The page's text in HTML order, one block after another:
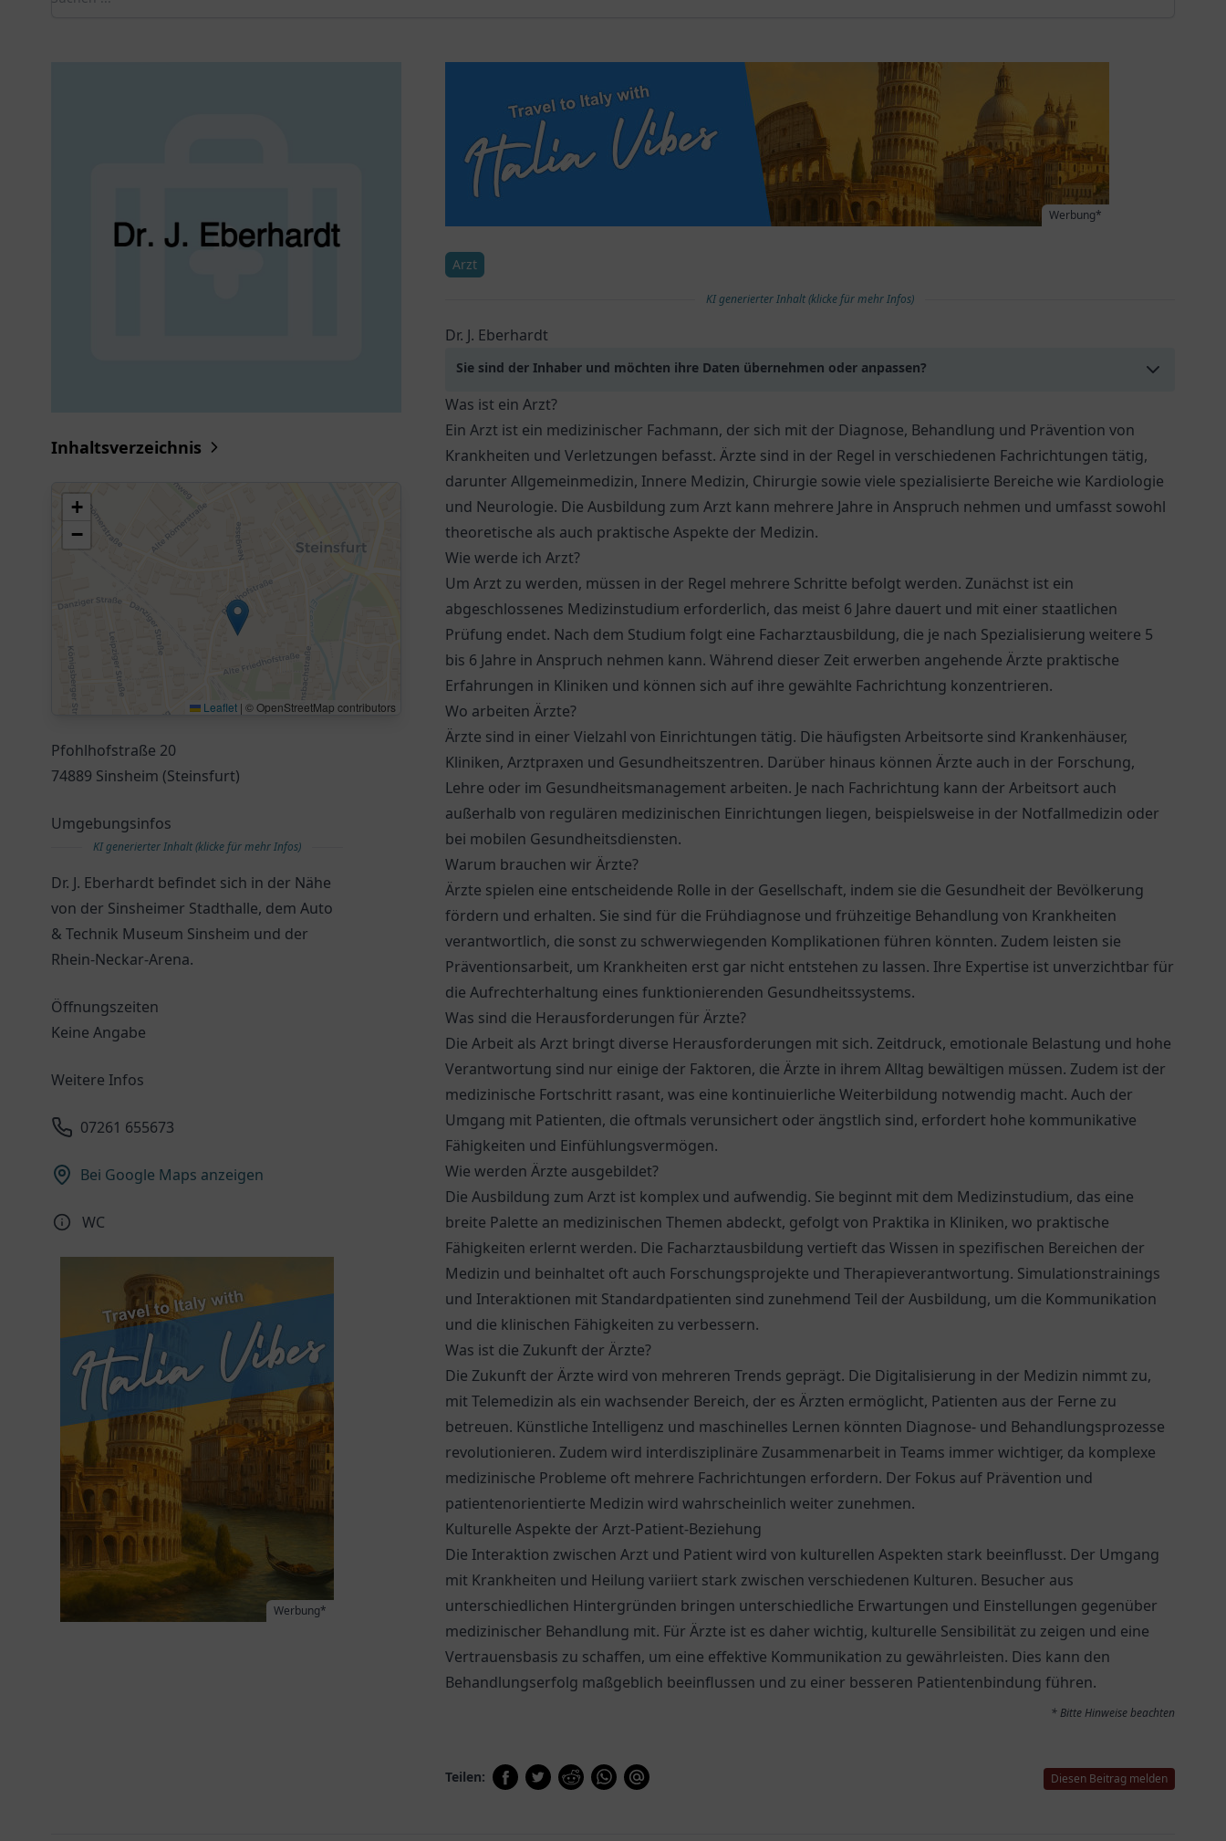
Inhaltsverzeichnis
+
−
Leaflet | © OpenStreetMap contributors
Pfohlhofstraße 20
74889 Sinsheim (Steinsfurt)
Umgebungsinfos
KI generierter Inhalt (klicke für mehr Infos)
Dr. J. Eberhardt befindet sich in der Nähe
von der Sinsheimer Stadthalle, dem Auto
& Technik Museum Sinsheim und der
Rhein-Neckar-Arena.
Öffnungszeiten
Keine Angabe
Weitere Infos
07261 655673
Bei Google Maps anzeigen
WC
Werbung*
Werbung*
Arzt
KI generierter Inhalt (klicke für mehr Infos)
Dr. J. Eberhardt
Sie sind der Inhaber und möchten ihre Daten übernehmen oder anpassen?
Was ist ein Arzt?
Ein Arzt ist ein medizinischer Fachmann, der sich mit der Diagnose, Behandlung und Prävention von
Krankheiten und Verletzungen befasst. Ärzte sind in der Regel in verschiedenen Fachrichtungen tätig,
darunter Allgemeinmedizin, Innere Medizin, Chirurgie sowie viele spezialisierte Bereiche wie Kardiologie
und Neurologie. Die Ausbildung zum Arzt kann mehrere Jahre in Anspruch nehmen und umfasst sowohl
theoretische als auch praktische Aspekte der Medizin.
Wie werde ich Arzt?
Um Arzt zu werden, müssen in der Regel mehrere Schritte befolgt werden. Zunächst ist ein
abgeschlossenes Medizinstudium erforderlich, das meist 6 Jahre dauert und mit einer staatlichen
Prüfung endet. Nach dem Studium folgt eine Facharztausbildung, die je nach Spezialisierung weitere 5
bis 6 Jahre in Anspruch nehmen kann. Während dieser Zeit erwerben angehende Ärzte praktische
Erfahrungen in Kliniken und können sich auf ihre gewählte Fachrichtung konzentrieren.
Wo arbeiten Ärzte?
Ärzte sind in einer Vielzahl von Einrichtungen tätig. Die häufigsten Arbeitsorte sind Krankenhäuser,
Kliniken, Arztpraxen und Gesundheitszentren. Darüber hinaus können Ärzte auch in der Forschung,
Lehre oder im Gesundheitsmanagement arbeiten. Je nach Fachrichtung kann der Arbeitsort auch
außerhalb von regulären medizinischen Einrichtungen liegen, beispielsweise in der Notfallmedizin oder
bei mobilen Gesundheitsdiensten.
Warum brauchen wir Ärzte?
Ärzte spielen eine entscheidende Rolle in der Gesellschaft, indem sie die Gesundheit der Bevölkerung
fördern und erhalten. Sie sind für die Frühdiagnose und frühzeitige Behandlung von Krankheiten
verantwortlich, die sonst zu schwerwiegenden Komplikationen führen könnten. Zudem leisten sie
Präventionsarbeit, um Krankheiten erst gar nicht entstehen zu lassen. Ihre Expertise ist unverzichtbar für
die Aufrechterhaltung eines funktionierenden Gesundheitssystems.
Was sind die Herausforderungen für Ärzte?
Die Arbeit als Arzt bringt diverse Herausforderungen mit sich. Zeitdruck, emotionale Belastung und hohe
Verantwortung sind nur einige der Faktoren, die Ärzte in ihrem Alltag bewältigen müssen. Zudem ist der
medizinische Fortschritt rasant, was eine kontinuierliche Weiterbildung notwendig macht. Auch der
Umgang mit Patienten, die oftmals verunsichert oder ängstlich sind, erfordert hohe kommunikative
Fähigkeiten und Einfühlungsvermögen.
Wie werden Ärzte ausgebildet?
Die Ausbildung zum Arzt ist komplex und aufwendig. Sie beginnt mit dem Medizinstudium, das eine
breite Palette an medizinischen Themen abdeckt, gefolgt von Praktika in Kliniken, wo praktische
Fähigkeiten erlernt werden. Die Facharztausbildung vertieft das Wissen in spezifischen Bereichen der
Medizin und beinhaltet oft auch Forschungsprojekte und Therapieverantwortung. Simulationstrainings
und Interaktionen mit Standardpatienten sind zunehmend Teil der Ausbildung, um die Kommunikation
und die klinischen Fähigkeiten zu verbessern.
Was ist die Zukunft der Ärzte?
Die Zukunft der Ärzte wird von mehreren Trends geprägt. Die Digitalisierung in der Medizin nimmt zu,
mit Telemedizin als ein wachsender Bereich, der es Ärzten ermöglicht, Patienten aus der Ferne zu
betreuen. Künstliche Intelligenz und maschinelles Lernen könnten Diagnose- und Behandlungsprozesse
revolutionieren. Zudem wird interdisziplinäre Zusammenarbeit in Teams immer wichtiger, da komplexe
medizinische Probleme oft mehrere Fachrichtungen erfordern. Der Fokus auf Prävention und
patientenorientierte Medizin wird wahrscheinlich weiter zunehmen.
Kulturelle Aspekte der Arzt-Patient-Beziehung
Die Interaktion zwischen Arzt und Patient wird von kulturellen Aspekten stark beeinflusst. Der Umgang
mit Krankheiten und Heilung variiert stark zwischen verschiedenen Kulturen. Besucher aus
unterschiedlichen Hintergründen bringen unterschiedliche Erwartungen und Einstellungen gegenüber
medizinischer Behandlung mit. Für Ärzte ist es daher wichtig, kulturelle Sensibilität zu zeigen und eine
Vertrauensbasis zu schaffen, um eine effektive Kommunikation zu gewährleisten. Dies kann den
Behandlungserfolg maßgeblich beeinflussen und zu einer besseren Patientenbindung führen.
* Bitte Hinweise beachten
Teilen: Diesen Beitrag melden